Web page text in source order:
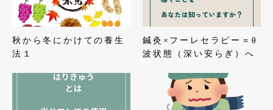
秋から冬にかけての養生
法１
鍼灸×フーレセラピー＝θ
波状態（深い安らぎ）へ